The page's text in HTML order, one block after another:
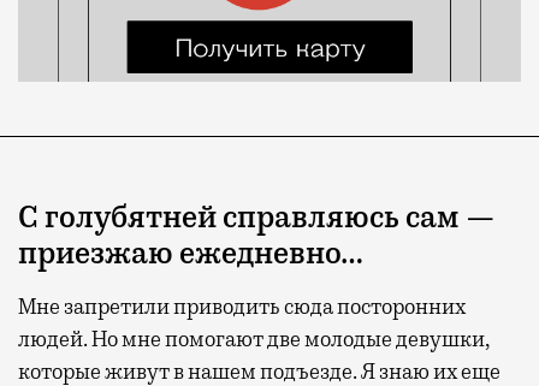
С голубятней справляюсь сам —
приезжаю ежедневно…
Мне запретили приводить сюда посторонних
людей. Но мне помогают две молодые девушки,
которые живут в нашем подъезде. Я знаю их еще